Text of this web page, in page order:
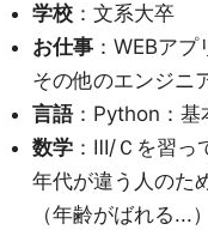
学校：文系大卒
お仕事：WEBアプ
その他のエンジニ
言語：Python：基
数学：Ⅲ/Ｃを習っ
年代が違う人のた
（年齢がばれる...）